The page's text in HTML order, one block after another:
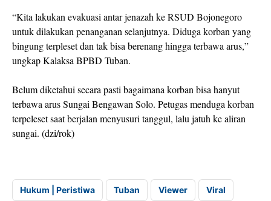
“Kita lakukan evakuasi antar jenazah ke RSUD Bojonegoro
untuk dilakukan penanganan selanjutnya. Diduga korban yang
bingung terpleset dan tak bisa berenang hingga terbawa arus,”
ungkap Kalaksa BPBD Tuban.
Belum diketahui secara pasti bagaimana korban bisa hanyut
terbawa arus Sungai Bengawan Solo. Petugas menduga korban
terpeleset saat berjalan menyusuri tanggul, lalu jatuh ke aliran
sungai. (dzi/rok)
Hukum | Peristiwa Tuban Viewer Viral